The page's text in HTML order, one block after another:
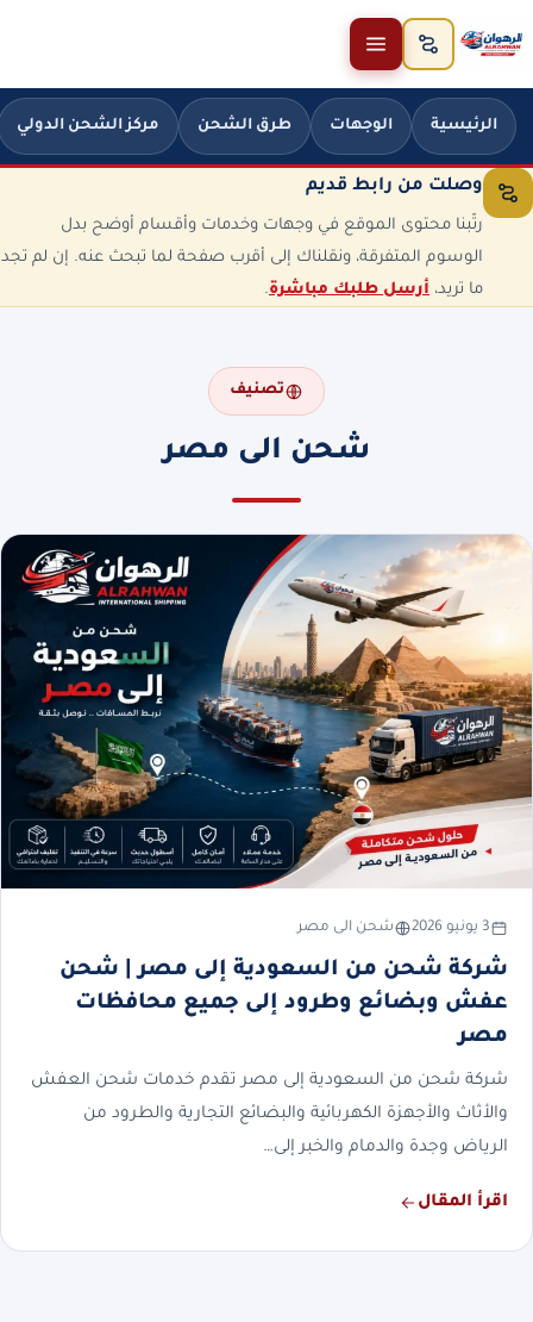
تخطَّ إلى المحتوى
الرئيسية الوجهات طرق الشحن مركز الشحن الدولي
وصلت من رابط قديم
رتّبنا محتوى الموقع في وجهات وخدمات وأقسام أوضح بدل
الوسوم المتفرقة، ونقلناك إلى أقرب صفحة لما تبحث عنه. إن لم تجد
ما تريد، أرسل طلبك مباشرة.
تصنيف
شحن الى مصر
3 يونيو 2026 شحن الى مصر
شركة شحن من السعودية إلى مصر | شحن
عفش وبضائع وطرود إلى جميع محافظات
مصر
شركة شحن من السعودية إلى مصر تقدم خدمات شحن العفش
والأثاث والأجهزة الكهربائية والبضائع التجارية والطرود من
الرياض وجدة والدمام والخبر إلى…
اقرأ المقال